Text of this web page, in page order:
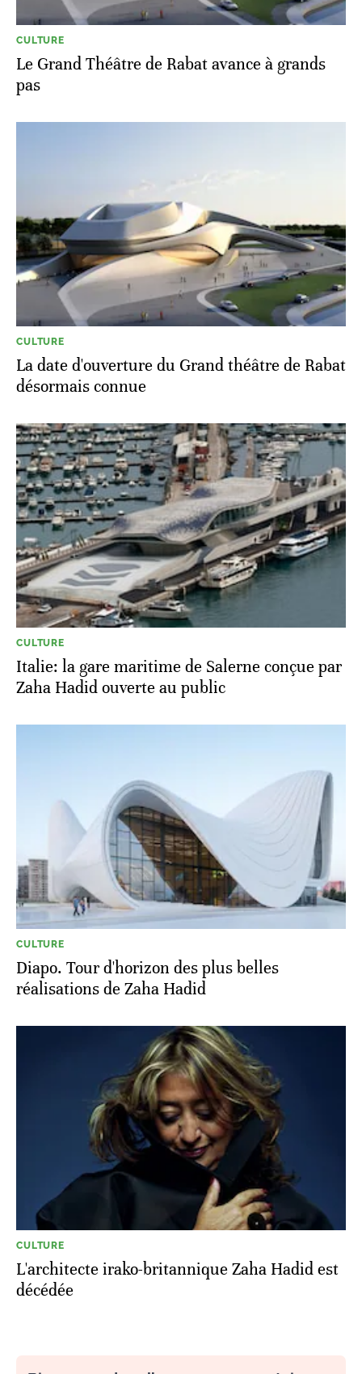
CULTURE
Le Grand Théâtre de Rabat avance à grands
pas
CULTURE
La date d'ouverture du Grand théâtre de Rabat
désormais connue
CULTURE
Italie: la gare maritime de Salerne conçue par
Zaha Hadid ouverte au public
CULTURE
Diapo. Tour d'horizon des plus belles
réalisations de Zaha Hadid
CULTURE
L'architecte irako-britannique Zaha Hadid est
décédée